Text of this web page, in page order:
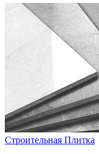
Строительная Плитка